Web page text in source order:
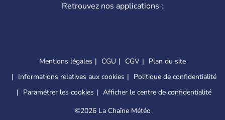
Retrouvez nos applications :
Mentions légales CGU CGV
Plan du site
Informations relatives aux cookies
Politique de confidentialité
Paramétrer les cookies
Afficher le centre de confidentialité
©2026 La Chaîne Météo